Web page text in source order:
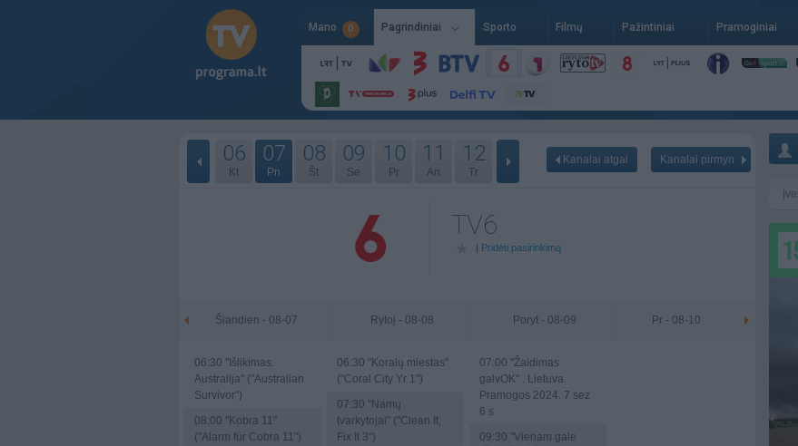
Mano 0 Pagrindiniai Sporto Filmų Pažintiniai Pramoginiai
06
Kt
07
Pn
08
Št
09
Se
10
Pr
11
An
12
Tr
Kanalai atgal Kanalai pirmyn
TV6
| Pridėti pasirinkimą
Šiandien - 08-07
06:30 "Išlikimas.
Australija" ("Australian
Survivor")
08:00 "Kobra 11"
("Alarm für Cobra 11")
Rytoj - 08-08
06:30 "Koralų miestas"
("Coral City Yr 1")
07:30 "Namų
tvarkytojai" ("Clean It,
Fix It 3")
Poryt - 08-09
07:00 "Žaidimas
galvOK" . Lietuva
Pramogos 2024. 7 sez
6 s
09:30 "Vienam gale
Pr - 08-10